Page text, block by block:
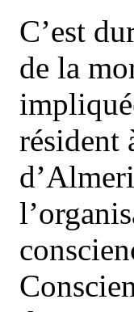
C’est
de la
résident